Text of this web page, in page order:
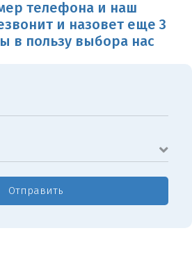
телефона и наш
и назовет еще 3
в пользу выбора нас
Отправить